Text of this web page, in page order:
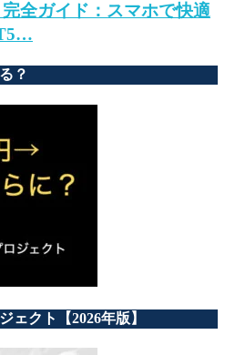
全ガイド：スマホで快適
？
ェクト【2026年版】